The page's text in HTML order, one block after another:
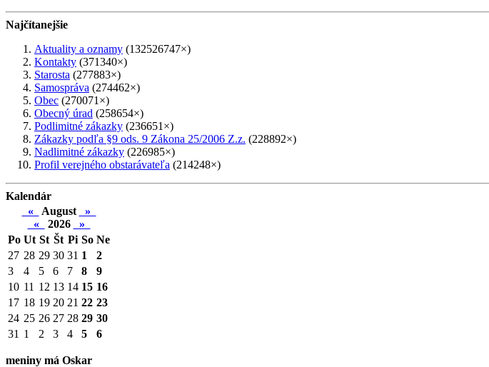
Najčítanejšie
Aktuality a oznamy (132526747×)
Kontakty (371340×)
Starosta (277883×)
Samospráva (274462×)
Obec (270071×)
Obecný úrad (258654×)
Podlimitné zákazky (236651×)
Zákazky podľa §9 ods. 9 Zákona 25/2006 Z.z. (228892×)
Nadlimitné zákazky (226985×)
Profil verejného obstarávateľa (214248×)
Kalendár
«
August
»
«
2026
»
Po Ut St Št Pi So Ne
27 28 29 30 31 1
2
3
4 5 6 7 8
9
10 11 12 13 14 15 16
17 18 19 20 21 22 23
24 25 26 27 28 29 30
31 1 2 3 4 5 6
meniny má Oskar